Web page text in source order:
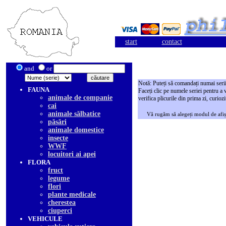
start contact
and or
FAUNA
animale de companie
cai
animale sălbatice
păsări
animale domestice
insecte
WWF
locuitori ai apei
FLORA
fruct
legume
flori
plante medicale
cherestea
ciuperci
VEHICULE
Notă: Puteți să comandați numai
Faceți clic pe numele seriei pentru a
verifica plicurile din prima zi,
Vă rugăm să alegeți modul de